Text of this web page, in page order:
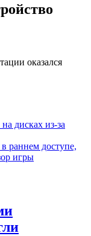
оказался
дисках из-за
раннем доступе,
игры